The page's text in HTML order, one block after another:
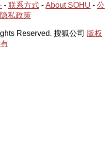
- 联系方式 - About SOHU - 公
隐私政策
Reserved. 搜狐公司 版权